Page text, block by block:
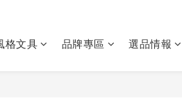
格文具 品牌專區 選品情報